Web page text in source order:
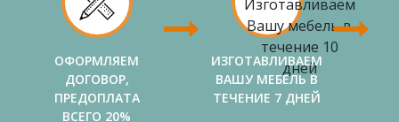
ОФОРМЛЯЕМ
ДОГОВОР,
ПРЕДОПЛАТА
ВСЕГО 20%
ИЗГОТАВЛИВАЕМ
ВАШУ МЕБЕЛЬ В
ТЕЧЕНИЕ 7 ДНЕЙ